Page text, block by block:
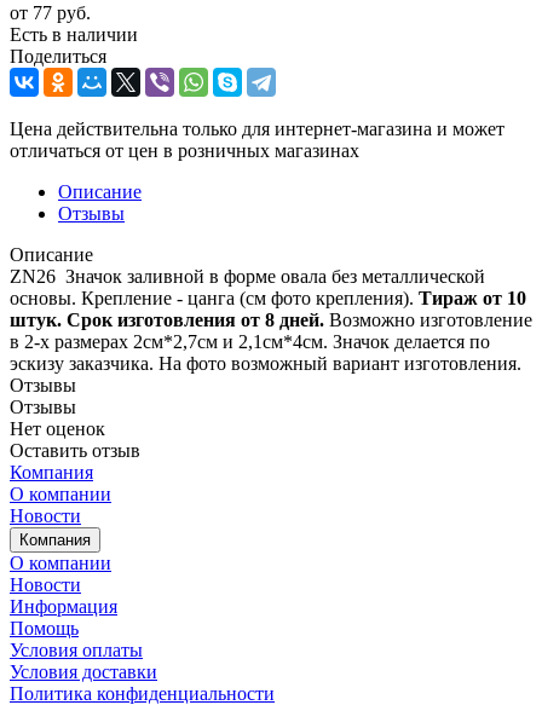
от 77 руб.
Есть в наличии
Поделиться
Цена действительна только для интернет-магазина и может
отличаться от цен в розничных магазинах
Описание
Отзывы
Описание
ZN26 Значок заливной в форме овала без металлической
основы. Крепление - цанга (см фото крепления). Тираж от 10
штук. Срок изготовления от 8 дней. Возможно изготовление
в 2-х размерах 2см*2,7см и 2,1см*4см. Значок делается по
эскизу заказчика. На фото возможный вариант изготовления.
Отзывы
Отзывы
Нет оценок
Оставить отзыв
Компания
О компании
Новости
Компания
О компании
Новости
Информация
Помощь
Условия оплаты
Условия доставки
Политика конфиденциальности